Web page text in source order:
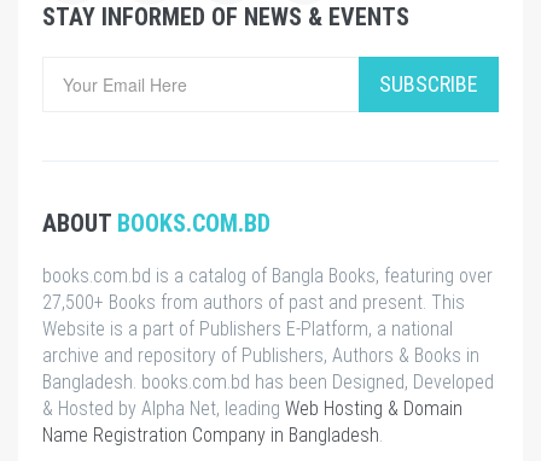
STAY INFORMED OF NEWS & EVENTS
SUBSCRIBE
ABOUT BOOKS.COM.BD
books.com.bd is a catalog of Bangla Books, featuring over
27,500+ Books from authors of past and present. This
Website is a part of Publishers E-Platform, a national
archive and repository of Publishers, Authors & Books in
Bangladesh. books.com.bd has been Designed, Developed
& Hosted by Alpha Net, leading Web Hosting & Domain
Name Registration Company in Bangladesh.